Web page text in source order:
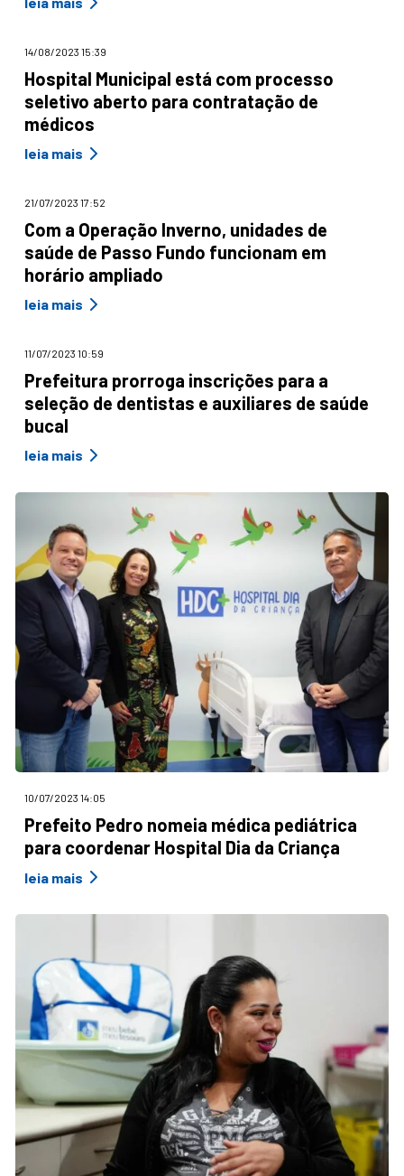
14/08/2023 15:39
Hospital Municipal está com processo
seletivo aberto para contratação de
médicos
leia mais
21/07/2023 17:52
Com a Operação Inverno, unidades de
saúde de Passo Fundo funcionam em
horário ampliado
leia mais
11/07/2023 10:59
Prefeitura prorroga inscrições para a
seleção de dentistas e auxiliares de saúde
bucal
leia mais
10/07/2023 14:05
Prefeito Pedro nomeia médica pediátrica
para coordenar Hospital Dia da Criança
leia mais